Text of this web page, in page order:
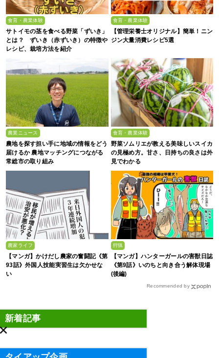
食育・農業体験
サトイモの茎を食べる野菜「ずいき」
とは？ ずいき（赤ずいき）の特徴や
レシピ、栽培方法を紹介
食育・農業体験
【管理栄養士オリジナル】簡単！ニン
ジン大量消費レシピ5選
農業ニュース
農地を探す担い手に地域の情報をどう
届けるか 農地マッチングにつながる
常総市の取り組み
食育・農業体験
野菜ソムリエが教える美味しいスイカ
の見極め方。甘さ、日持ちの良さは外
見でわかる
農家ライフ
【マンガ】かけだし農家の奮闘記《第
93話》外国人技能実習生は欠かせな
い
狩猟
【マンガ】ハンターガールの害獣日誌
《第9話》いのちと向き合う解体現場
(後編)
Recommended by
新着記事